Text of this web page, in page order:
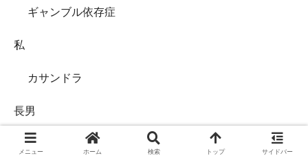
ギャンブル依存症
私
カサンドラ
長男
ＡＳＤグレーゾーン
メニュー ホーム 検索 トップ サイドバー